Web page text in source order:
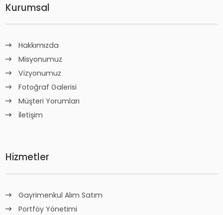
Kurumsal
Hakkımızda
Misyonumuz
Vizyonumuz
Fotoğraf Galerisi
Müşteri Yorumları
İletişim
Hizmetler
Gayrimenkul Alım Satım
Portföy Yönetimi